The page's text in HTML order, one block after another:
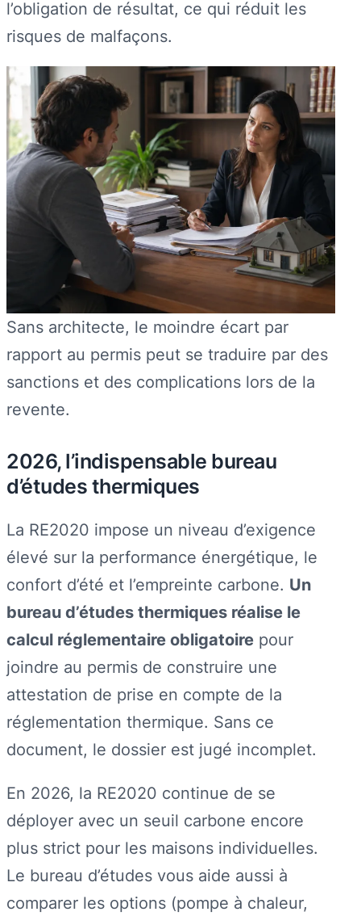
l’obligation de résultat, ce qui réduit les
risques de malfaçons.
Sans architecte, le moindre écart par
rapport au permis peut se traduire par des
sanctions et des complications lors de la
revente.
2026, l’indispensable bureau
d’études thermiques
La RE2020 impose un niveau d’exigence
élevé sur la performance énergétique, le
confort d’été et l’empreinte carbone. Un
bureau d’études thermiques réalise le
calcul réglementaire obligatoire pour
joindre au permis de construire une
attestation de prise en compte de la
réglementation thermique. Sans ce
document, le dossier est jugé incomplet.
En 2026, la RE2020 continue de se
déployer avec un seuil carbone encore
plus strict pour les maisons individuelles.
Le bureau d’études vous aide aussi à
comparer les options (pompe à chaleur,